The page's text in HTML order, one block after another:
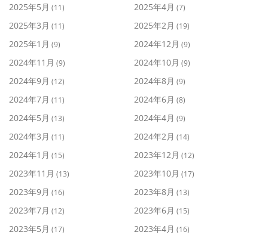
2025年5月 (11) 2025年4月 (7)
2025年3月 (11) 2025年2月 (19)
2025年1月 (9) 2024年12月 (9)
2024年11月 (9) 2024年10月 (9)
2024年9月 (12) 2024年8月 (9)
2024年7月 (11) 2024年6月 (8)
2024年5月 (13) 2024年4月 (9)
2024年3月 (11) 2024年2月 (14)
2024年1月 (15) 2023年12月 (12)
2023年11月 (13) 2023年10月 (17)
2023年9月 (16) 2023年8月 (13)
2023年7月 (12) 2023年6月 (15)
2023年5月 (17) 2023年4月 (16)